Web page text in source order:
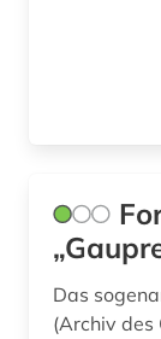
Das
(Archiv des